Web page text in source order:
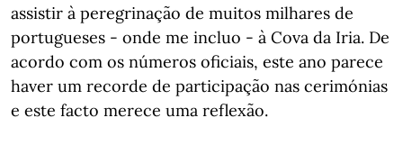
assistir à peregrinação de muitos milhares de
portugueses - onde me incluo - à Cova da Iria. De
acordo com os números oficiais, este ano parece
haver um recorde de participação nas cerimónias
e este facto merece uma reflexão.